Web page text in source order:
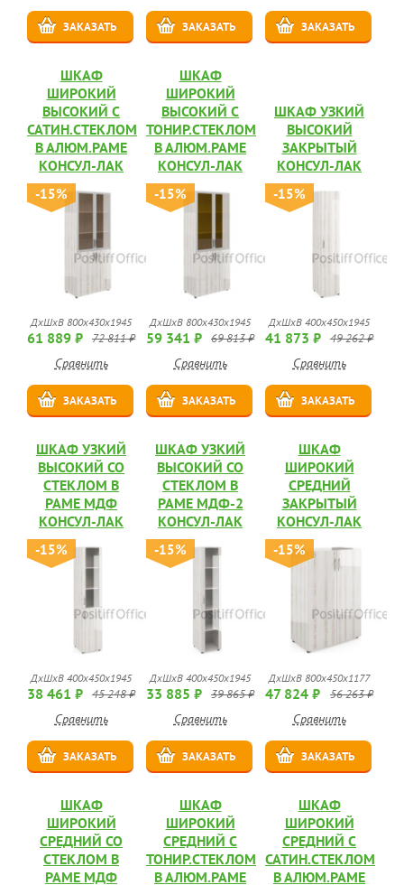
ЗАКАЗАТЬ ЗАКАЗАТЬ ЗАКАЗАТЬ
ШКАФ
ШИРОКИЙ
ВЫСОКИЙ С
САТИН.СТЕКЛОМ
В АЛЮМ.РАМЕ
КОНСУЛ-ЛАК
-15%
ДхШхВ 800х430х1945
61 889 ₽ 72 811 ₽
Сравнить
ЗАКАЗАТЬ
ШКАФ
ШИРОКИЙ
ВЫСОКИЙ С
ТОНИР.СТЕКЛОМ
В АЛЮМ.РАМЕ
КОНСУЛ-ЛАК
-15%
ДхШхВ 800х430х1945
59 341 ₽ 69 813 ₽
Сравнить
ЗАКАЗАТЬ
ШКАФ УЗКИЙ
ВЫСОКИЙ
ЗАКРЫТЫЙ
КОНСУЛ-ЛАК
-15%
ДхШхВ 400x450x1945
41 873 ₽ 49 262 ₽
Сравнить
ЗАКАЗАТЬ
ШКАФ УЗКИЙ
ВЫСОКИЙ СО
СТЕКЛОМ В
РАМЕ МДФ
КОНСУЛ-ЛАК
-15%
ДхШхВ 400x450x1945
38 461 ₽ 45 248 ₽
Сравнить
ЗАКАЗАТЬ
ШКАФ УЗКИЙ
ВЫСОКИЙ СО
СТЕКЛОМ В
РАМЕ МДФ-2
КОНСУЛ-ЛАК
-15%
ДхШхВ 400x450x1945
33 885 ₽ 39 865 ₽
Сравнить
ЗАКАЗАТЬ
ШКАФ
ШИРОКИЙ
СРЕДНИЙ
ЗАКРЫТЫЙ
КОНСУЛ-ЛАК
-15%
ДхШхВ 800x450x1177
47 824 ₽ 56 263 ₽
Сравнить
ЗАКАЗАТЬ
ШКАФ
ШИРОКИЙ
СРЕДНИЙ СО
СТЕКЛОМ В
РАМЕ МДФ
ШКАФ
ШИРОКИЙ
СРЕДНИЙ С
ТОНИР.СТЕКЛОМ
В АЛЮМ.РАМЕ
ШКАФ
ШИРОКИЙ
СРЕДНИЙ С
САТИН.СТЕКЛОМ
В АЛЮМ.РАМЕ